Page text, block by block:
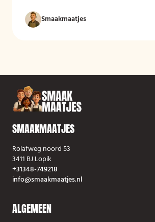
Smaakmaatjes
SMAAKMAATJES
Rolafweg noord 53
3411 BJ Lopik
+31348-749218
info@smaakmaatjes.nl
ALGEMEEN